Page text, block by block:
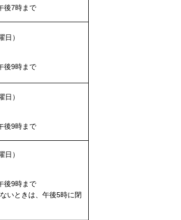
後7時まで
日）
後9時まで
日）
後9時まで
日）
後9時まで
ないときは、午後5時に閉